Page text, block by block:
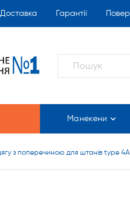
Гарантії
Манекени
з поперечиною для штанів type 4A